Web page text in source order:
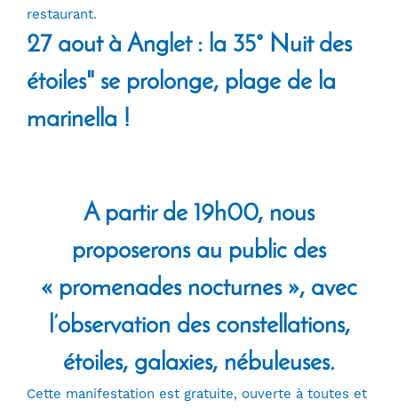
restaurant.
27 aout à Anglet : la 35° Nuit des
étoiles" se prolonge, plage de la
marinella !
A partir de 19h00, nous
proposerons au public des
« promenades nocturnes », avec
l’observation des constellations,
étoiles, galaxies, nébuleuses.
Cette manifestation est gratuite, ouverte à toutes et